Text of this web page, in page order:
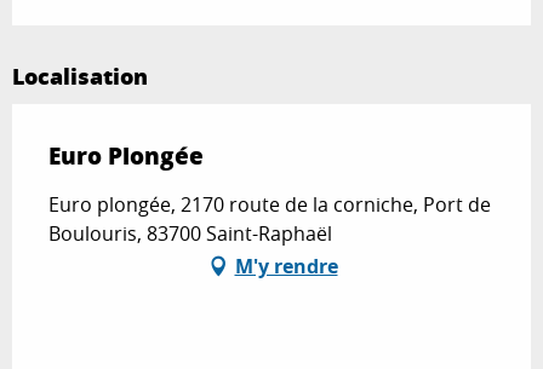
Localisation
Euro Plongée
Euro plongée, 2170 route de la corniche, Port de
Boulouris, 83700 Saint-Raphaël
M'y rendre